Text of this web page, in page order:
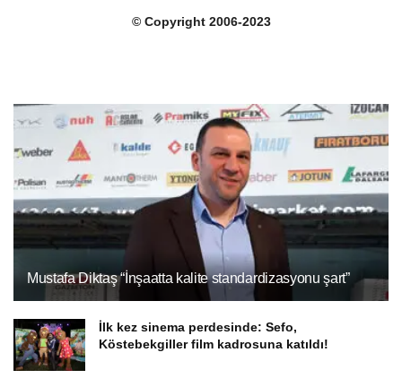
© Copyright 2006-2023
Mustafa Diktaş “İnşaatta kalite standardizasyonu şart”
İlk kez sinema perdesinde: Sefo,
Köstebekgiller film kadrosuna katıldı!